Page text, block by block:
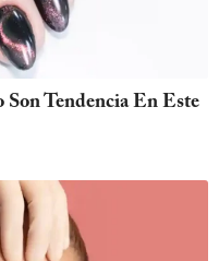
Son Tendencia En Este